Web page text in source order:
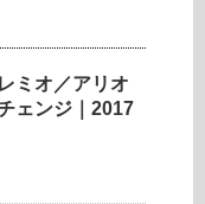
ミオ／アリオ
ェンジ｜2017